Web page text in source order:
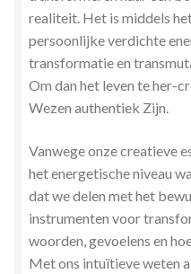
realiteit. Het is middels
persoonlijke verdichte
transformatie en
Om dan het leven te her-
Wezen authentiek Zijn.
Vanwege onze creatieve
het energetische niveau
dat we delen met het
instrumenten voor
woorden, gevoelens en
Met ons intuïtieve weten